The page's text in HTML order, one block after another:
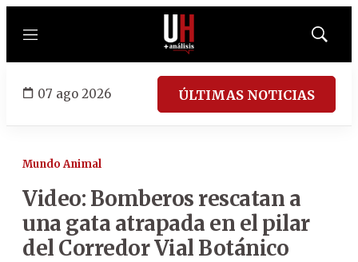
Menú
Mostrar
07 ago 2026 ÚLTIMAS NOTICIAS
Mundo Animal
Video: Bomberos rescatan a
una gata atrapada en el pilar
del Corredor Vial Botánico